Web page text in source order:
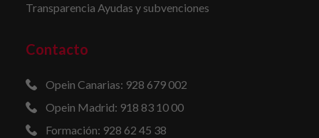
Transparencia Ayudas y subvenciones
Contacto
Opein Canarias: 928 679 002
Opein Madrid: 918 83 10 00
Formación: 928 62 45 38